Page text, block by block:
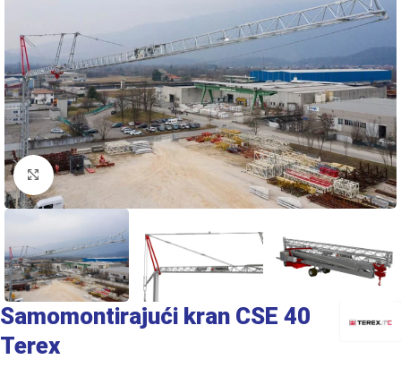
Click to enlarge
Samomontirajući kran CSE 40
Terex